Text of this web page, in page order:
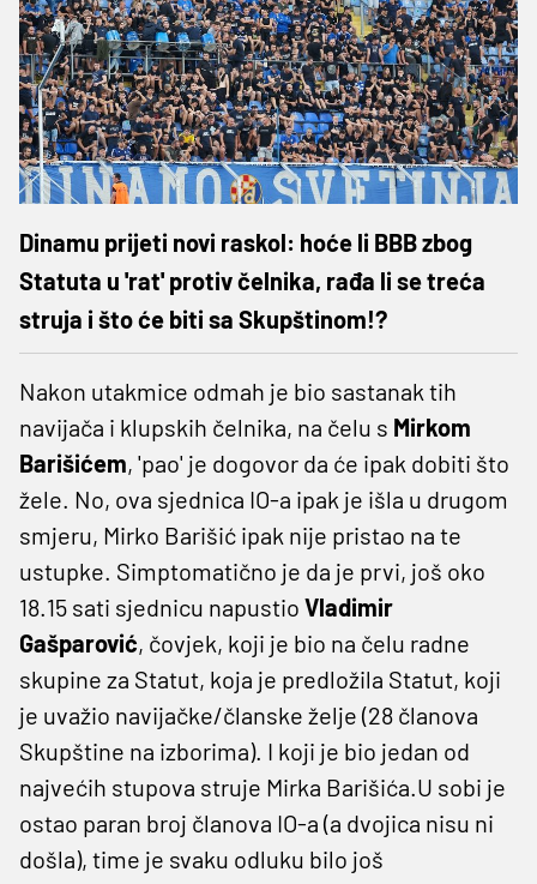
Dinamu prijeti novi raskol: hoće li BBB zbog
Statuta u 'rat' protiv čelnika, rađa li se treća
struja i što će biti sa Skupštinom!?
Nakon utakmice odmah je bio sastanak tih
navijača i klupskih čelnika, na čelu s Mirkom
Barišićem, 'pao' je dogovor da će ipak dobiti što
žele. No, ova sjednica IO-a ipak je išla u drugom
smjeru, Mirko Barišić ipak nije pristao na te
ustupke. Simptomatično je da je prvi, još oko
18.15 sati sjednicu napustio Vladimir
Gašparović, čovjek, koji je bio na čelu radne
skupine za Statut, koja je predložila Statut, koji
je uvažio navijačke/članske želje (28 članova
Skupštine na izborima). I koji je bio jedan od
najvećih stupova struje Mirka Barišića.U sobi je
ostao paran broj članova IO-a (a dvojica nisu ni
došla), time je svaku odluku bilo još